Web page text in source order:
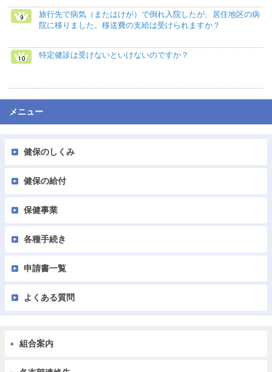
旅行先で病気（またはけが）で倒れ入院したが、居住地区の病
院に移りました。移送費の支給は受けられますか？
特定健診は受けないといけないのですか？
メニュー
健保のしくみ
健保の給付
保健事業
各種手続き
申請書一覧
よくある質問
組合案内